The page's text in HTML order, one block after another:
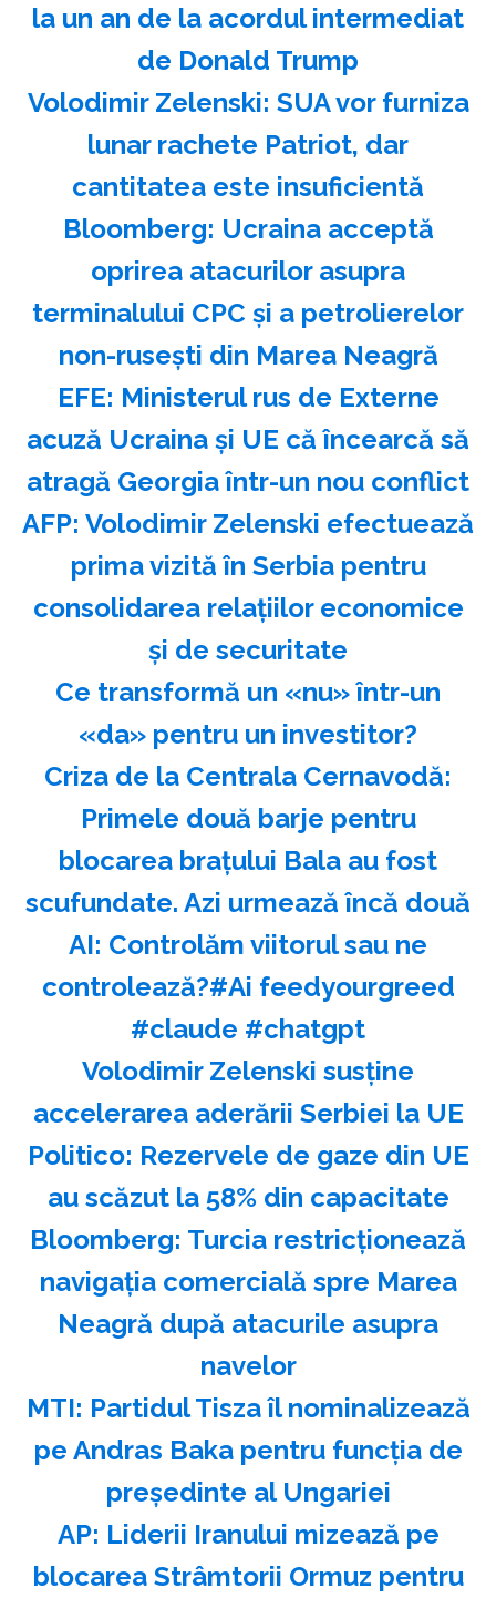
la un an de la acordul intermediat
de Donald Trump
Volodimir Zelenski: SUA vor furniza
lunar rachete Patriot, dar
cantitatea este insuficientă
Bloomberg: Ucraina acceptă
oprirea atacurilor asupra
terminalului CPC şi a petrolierelor
non-ruseşti din Marea Neagră
EFE: Ministerul rus de Externe
acuză Ucraina şi UE că încearcă să
atragă Georgia într-un nou conflict
AFP: Volodimir Zelenski efectuează
prima vizită în Serbia pentru
consolidarea relaţiilor economice
şi de securitate
Ce transformă un «nu» într-un
«da» pentru un investitor?
Criza de la Centrala Cernavodă:
Primele două barje pentru
blocarea brațului Bala au fost
scufundate. Azi urmează încă două
AI: Controlăm viitorul sau ne
controlează?#Ai feedyourgreed
#claude #chatgpt
Volodimir Zelenski susţine
accelerarea aderării Serbiei la UE
Politico: Rezervele de gaze din UE
au scăzut la 58% din capacitate
Bloomberg: Turcia restricţionează
navigaţia comercială spre Marea
Neagră după atacurile asupra
navelor
MTI: Partidul Tisza îl nominalizează
pe Andras Baka pentru funcţia de
preşedinte al Ungariei
AP: Liderii Iranului mizează pe
blocarea Strâmtorii Ormuz pentru